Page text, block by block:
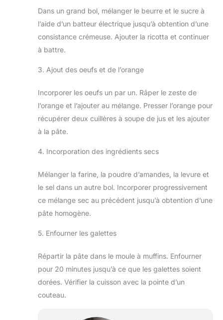
Dans un grand bol, mélanger le beurre et le sucre à
l’aide d’un batteur électrique jusqu’à obtention d’une
consistance crémeuse. Ajouter la ricotta et continuer
à battre.
3. Ajout des oeufs et de l’orange
Incorporer les oeufs un par un. Râper le zeste de
l’orange et l’ajouter au mélange. Presser l’orange pour
récupérer deux cuillères à soupe de jus et les ajouter
à la pâte.
4. Incorporation des ingrédients secs
Mélanger la farine, la poudre d’amandes, la levure et
le sel dans un autre bol. Incorporer progressivement
ce mélange sec au précédent jusqu’à obtention d’une
pâte homogène.
5. Enfourner les galettes
Répartir la pâte dans le moule à muffins. Enfourner
pour 20 minutes jusqu’à ce que les galettes soient
dorées. Vérifier la cuisson avec la pointe d’un
couteau.